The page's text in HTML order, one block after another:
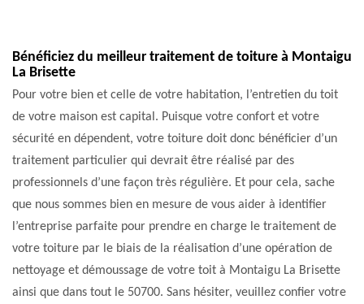
Bénéficiez du meilleur traitement de toiture à Montaigu
La Brisette
Pour votre bien et celle de votre habitation, l’entretien du toit
de votre maison est capital. Puisque votre confort et votre
sécurité en dépendent, votre toiture doit donc bénéficier d’un
traitement particulier qui devrait être réalisé par des
professionnels d’une façon très régulière. Et pour cela, sache
que nous sommes bien en mesure de vous aider à identifier
l’entreprise parfaite pour prendre en charge le traitement de
votre toiture par le biais de la réalisation d’une opération de
nettoyage et démoussage de votre toit à Montaigu La Brisette
ainsi que dans tout le 50700. Sans hésiter, veuillez confier votre